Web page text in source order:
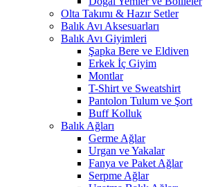
Olta Takımı & Hazır Setler
Balık Avı Aksesuarları
Balık Avı Giyimleri
Şapka Bere ve Eldiven
Erkek İç Giyim
Montlar
T-Shirt ve Sweatshirt
Pantolon Tulum ve Şort
Buff Kolluk
Balık Ağları
Germe Ağlar
Urgan ve Yakalar
Fanya ve Paket Ağlar
Serpme Ağlar